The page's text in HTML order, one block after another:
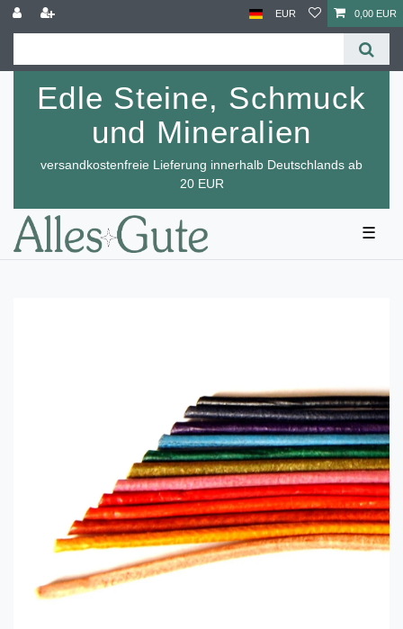
EUR 0,00 EUR
Edle Steine, Schmuck
und Mineralien
versandkostenfreie Lieferung innerhalb Deutschlands ab
20 EUR
☰